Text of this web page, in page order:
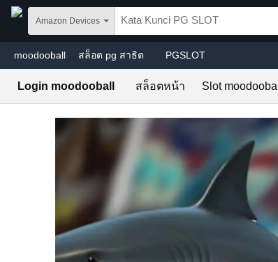
Skip to main content
Amazon Devices
moodooball สล็อต pg สาธิต PGSLOT
Login moodooball สล็อตหน้า Slot moodooball